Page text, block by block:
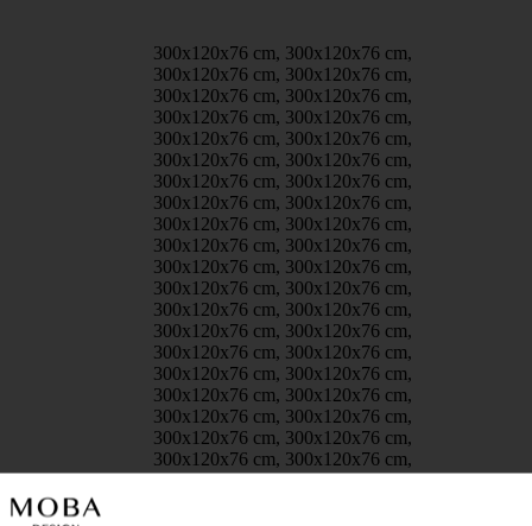
300x120x76 cm, 300x120x76 cm,
300x120x76 cm, 300x120x76 cm,
300x120x76 cm, 300x120x76 cm,
300x120x76 cm, 300x120x76 cm,
300x120x76 cm, 300x120x76 cm,
300x120x76 cm, 300x120x76 cm,
300x120x76 cm, 300x120x76 cm,
300x120x76 cm, 300x120x76 cm,
300x120x76 cm, 300x120x76 cm,
300x120x76 cm, 300x120x76 cm,
300x120x76 cm, 300x120x76 cm,
300x120x76 cm, 300x120x76 cm,
300x120x76 cm, 300x120x76 cm,
300x120x76 cm, 300x120x76 cm,
300x120x76 cm, 300x120x76 cm,
300x120x76 cm, 300x120x76 cm,
300x120x76 cm, 300x120x76 cm,
300x120x76 cm, 300x120x76 cm,
300x120x76 cm, 300x120x76 cm,
300x120x76 cm, 300x120x76 cm,
300x120x76 cm, 300x120x76 cm,